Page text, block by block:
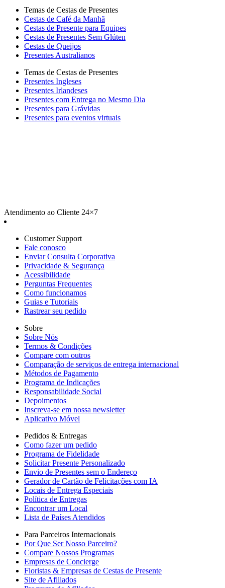
Temas de Cestas de Presentes
Cestas de Café da Manhã
Cestas de Presente para Equipes
Cestas de Presentes Sem Glúten
Cestas de Queijos
Presentes Australianos
Temas de Cestas de Presentes
Presentes Ingleses
Presentes Irlandeses
Presentes com Entrega no Mesmo Dia
Presentes para Grávidas
Presentes para eventos virtuais
Atendimento ao Cliente 24×7
Customer Support
Fale conosco
Enviar Consulta Corporativa
Privacidade & Segurança
Acessibilidade
Perguntas Frequentes
Como funcionamos
Guias e Tutoriais
Rastrear seu pedido
Sobre
Sobre Nós
Termos & Condições
Compare com outros
Comparação de serviços de entrega internacional
Métodos de Pagamento
Programa de Indicações
Responsabilidade Social
Depoimentos
Inscreva-se em nossa newsletter
Aplicativo Móvel
Pedidos & Entregas
Como fazer um pedido
Programa de Fidelidade
Solicitar Presente Personalizado
Envio de Presentes sem o Endereço
Gerador de Cartão de Felicitações com IA
Locais de Entrega Especiais
Política de Entregas
Encontrar um Local
Lista de Países Atendidos
Para Parceiros Internacionais
Por Que Ser Nosso Parceiro?
Compare Nossos Programas
Empresas de Concierge
Floristas & Empresas de Cestas de Presente
Site de Afiliados